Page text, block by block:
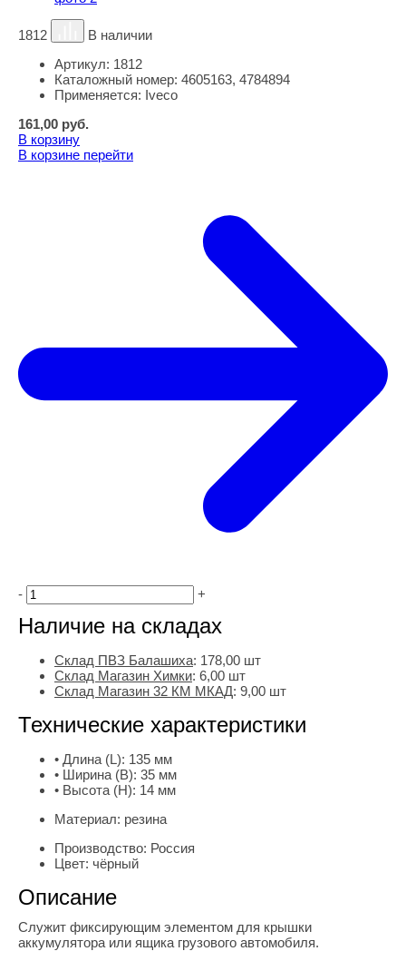
1812
В наличии
Артикул: 1812
Каталожный номер: 4605163, 4784894
Применяется: Iveco
161,00 руб.
В корзину
В корзине перейти
- +
Наличие на складах
Склад ПВЗ Балашиха: 178,00 шт
Склад Магазин Химки: 6,00 шт
Склад Магазин 32 КМ МКАД: 9,00 шт
Технические характеристики
• Длина (L): 135 мм
• Ширина (B): 35 мм
• Высота (H): 14 мм
Материал: резина
Производство: Россия
Цвет: чёрный
Описание
Служит фиксирующим элементом для крышки
аккумулятора или ящика грузового автомобиля.